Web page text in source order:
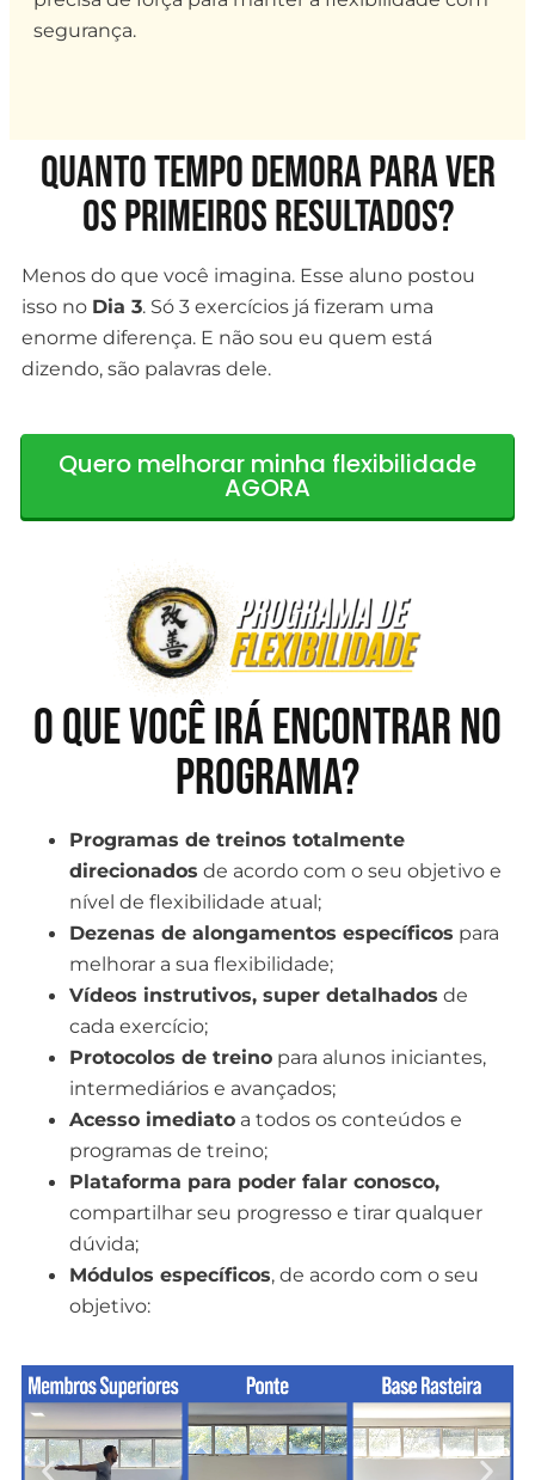
segurança.
Quanto tempo demora para ver
os primeiros resultados?
Menos do que você imagina. Esse aluno postou
isso no Dia 3. Só 3 exercícios já fizeram uma
enorme diferença. E não sou eu quem está
dizendo, são palavras dele.
Quero melhorar minha flexibilidade
AGORA
O que você irá encontrar no
programa?
Programas de treinos totalmente
direcionados de acordo com o seu objetivo e
nível de flexibilidade atual;
Dezenas de alongamentos específicos para
melhorar a sua flexibilidade;
Vídeos instrutivos, super detalhados de
cada exercício;
Protocolos de treino para alunos iniciantes,
intermediários e avançados;
Acesso imediato a todos os conteúdos e
programas de treino;
Plataforma para poder falar conosco,
compartilhar seu progresso e tirar qualquer
dúvida;
Módulos específicos, de acordo com o seu
objetivo: